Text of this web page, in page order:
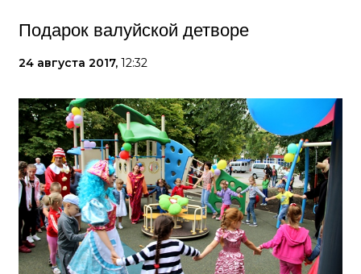
Подарок валуйской детворе
24 августа 2017, 12:32